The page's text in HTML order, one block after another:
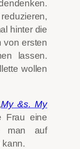
hinter die
von ersten
lassen.
wollen
My &s. My
Frau eine
man auf
kann.